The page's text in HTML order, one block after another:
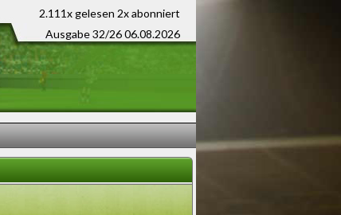
2.111x gelesen 2x abonniert
Ausgabe 32/26 06.08.2026